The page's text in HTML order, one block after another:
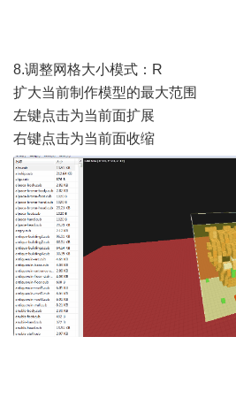
8.调整网格大小模式：R
扩大当前制作模型的最大范围
左键点击为当前面扩展
右键点击为当前面收缩